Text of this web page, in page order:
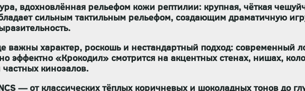
вдохновлённая рельефом кожи рептилии: крупная, чёткая
сильным тактильным рельефом, создающим драматичную
важны характер, роскошь и нестандартный подход: современный
эффектно «Крокодил» смотрится на акцентных стенах, нишах,
кинозалов.
— от классических тёплых коричневых и шоколадных тонов до